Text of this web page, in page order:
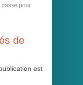
passe pour
de
est